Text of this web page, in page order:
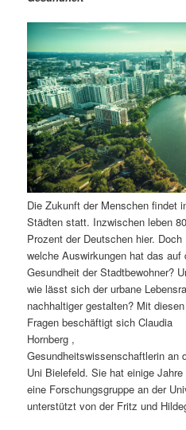
ä
r
e
n
I
n
h
a
l
t
s
p
n
d
ä
r
e
n
I
n
h
a
l
t
n
a
v
i
g
a
t
i
o
n
Die Zukunft der Menschen findet
Städten statt. Inzwischen leben 80
Prozent der Deutschen hier. Doch
welche Auswirkungen hat das auf
Gesundheit der Stadtbewohner?
wie lässt sich der urbane
nachhaltiger gestalten? Mit diesen
Fragen beschäftigt sich Claudia
Hornberg ,
Gesundheitswissenschaftlerin an
Uni Bielefeld. Sie hat einige Jahre
eine Forschungsgruppe an der
unterstützt von der Fritz und